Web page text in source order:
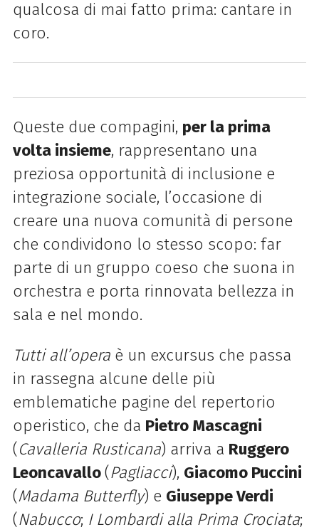
qualcosa di mai fatto prima: cantare in
coro.
Queste due compagini, per la prima
volta insieme, rappresentano una
preziosa opportunità di inclusione e
integrazione sociale, l’occasione di
creare una nuova comunità di persone
che condividono lo stesso scopo: far
parte di un gruppo coeso che suona in
orchestra e porta rinnovata bellezza in
sala e nel mondo.
Tutti all’operaè un excursus che passa
in rassegna alcune delle più
emblematiche pagine del repertorio
operistico, che da Pietro Mascagni
(Cavalleria Rusticana) arriva a Ruggero
Leoncavallo(Pagliacci), Giacomo Puccini
(Madama Butterfly) e Giuseppe Verdi
(Nabucco; I Lombardi alla Prima Crociata;